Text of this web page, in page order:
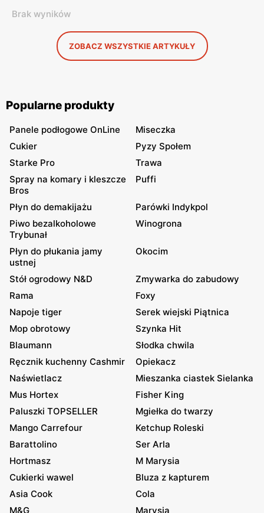
Brak wyników
ZOBACZ WSZYSTKIE ARTYKUŁY
Popularne produkty
Panele podłogowe OnLine
Miseczka
Cukier
Pyzy Społem
Starke Pro
Trawa
Spray na komary i kleszcze
Bros
Puffi
Płyn do demakijażu
Parówki Indykpol
Piwo bezalkoholowe
Trybunał
Winogrona
Płyn do płukania jamy
ustnej
Okocim
Stół ogrodowy N&D
Zmywarka do zabudowy
Rama
Foxy
Napoje tiger
Serek wiejski Piątnica
Mop obrotowy
Szynka Hit
Blaumann
Słodka chwila
Ręcznik kuchenny Cashmir
Opiekacz
Naświetlacz
Mieszanka ciastek Sielanka
Mus Hortex
Fisher King
Paluszki TOPSELLER
Mgiełka do twarzy
Mango Carrefour
Ketchup Roleski
Barattolino
Ser Arla
Hortmasz
M Marysia
Cukierki wawel
Bluza z kapturem
Asia Cook
Cola
M&G
Marysia